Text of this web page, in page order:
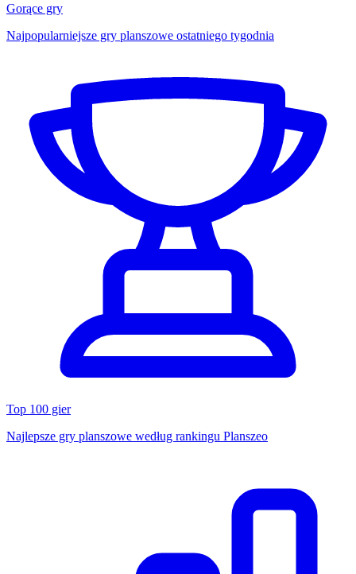
Gorące gry
Najpopularniejsze gry planszowe ostatniego tygodnia
Top 100 gier
Najlepsze gry planszowe według rankingu Planszeo